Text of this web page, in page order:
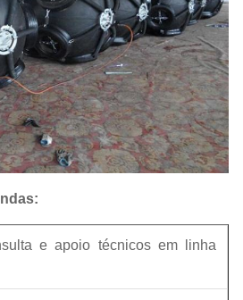
e apoio técnicos em linha